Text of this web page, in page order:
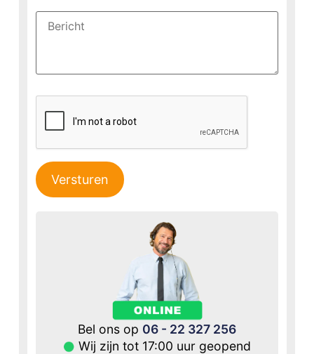
Versturen
Bel ons op 06 - 22 327 256
Wij zijn tot 17:00 uur geopend